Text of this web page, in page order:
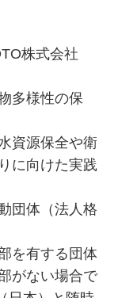
株式会社
多様性の保
資源保全や衛
に向けた実践
団体（法人格
を有する団体
がない場合で